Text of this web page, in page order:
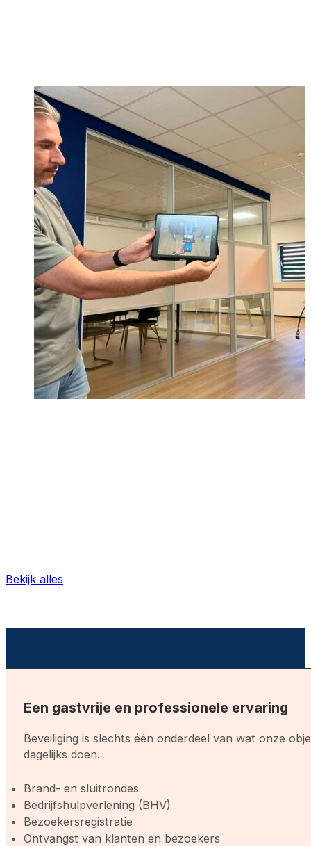
Bekijk alles
Een gastvrije en professionele ervaring
Beveiliging is slechts één onderdeel van wat onze
dagelijks doen.
Brand- en sluitrondes
Bedrijfshulpverlening (BHV)
Bezoekersregistratie
Ontvangst van klanten en bezoekers